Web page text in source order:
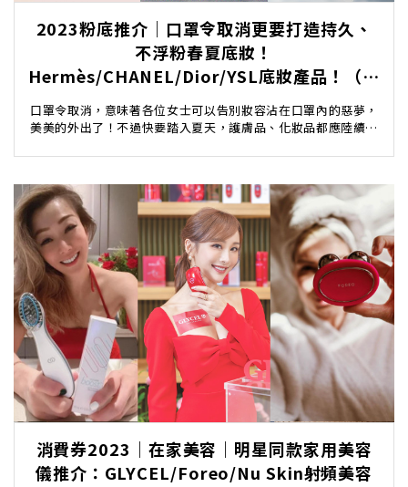
2023粉底推介｜口罩令取消更要打造持久、
不浮粉春夏底妝！
Hermès/CHANEL/Dior/YSL底妝產品！（持
續更新）
口罩令取消，意味著各位女士可以告別妝容沾在口罩內的惡夢，
美美的外出了！不過快要踏入夏天，護膚品、化妝品都應陸續換
消費券2023｜在家美容｜明星同款家用美容
儀推介：GLYCEL/Foreo/Nu Skin射頻美容